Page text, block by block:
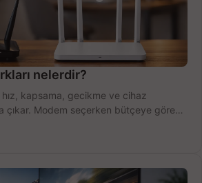
nelerdir?
hız, kapsama, gecikme ve cihaz
çıkar. Modem seçerken bütçeye göre